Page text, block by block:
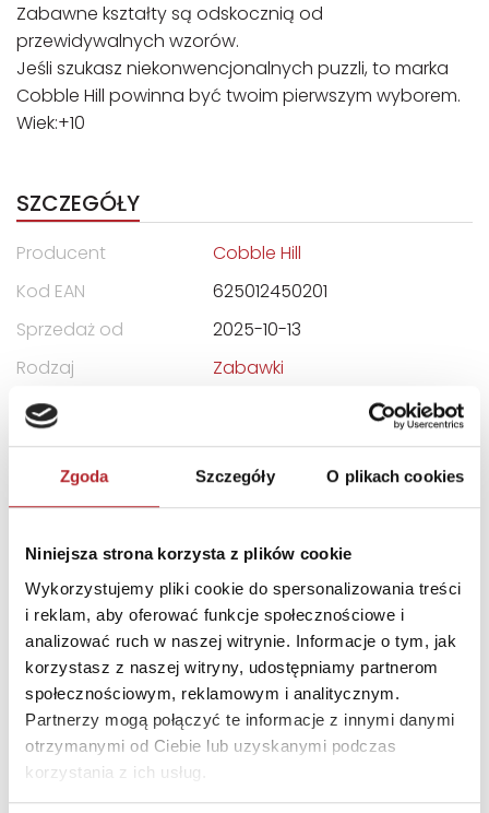
Zgoda Szczegóły O plikach cookies
Niniejsza strona korzysta z plików cookie
Wykorzystujemy pliki cookie do spersonalizowania treści
i reklam, aby oferować funkcje społecznościowe i
analizować ruch w naszej witrynie. Informacje o tym, jak
korzystasz z naszej witryny, udostępniamy partnerom
społecznościowym, reklamowym i analitycznym.
Partnerzy mogą połączyć te informacje z innymi danymi
otrzymanymi od Ciebie lub uzyskanymi podczas
korzystania z ich usług.
Zabawne kształty są odskocznią od
przewidywalnych wzorów.
Jeśli szukasz niekonwencjonalnych puzzli, to marka
Cobble Hill powinna być twoim pierwszym wyborem.
Wiek:+10
SZCZEGÓŁY
Producent
Cobble Hill
Kod EAN
625012450201
Sprzedaż od
2025-10-13
Rodzaj
Zabawki
Format
Kategoria wiekowa
10+
Kraj produkcji
US
DANE OSOBY ODPOWIEDZIALNEJ
Nazwa
G3 SPÓŁKA Z
OGRANICZONĄ
ODPOWIEDZIALNOŚCIĄ
SPÓŁKA KOMANDYTOWA
Ulica